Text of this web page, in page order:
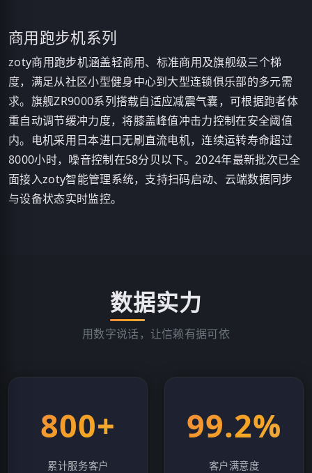
商用跑步机系列
zoty商用跑步机涵盖轻商用、标准商用及旗舰级三个梯
度，满足从社区小型健身中心到大型连锁俱乐部的多元需
求。旗舰ZR9000系列搭载自适应减震气囊，可根据跑者体
重自动调节缓冲力度，将膝盖峰值冲击力控制在安全阈值
内。电机采用日本进口无刷直流电机，连续运转寿命超过
8000小时，噪音控制在58分贝以下。2024年最新批次已全
面接入zoty智能管理系统，支持扫码启动、云端数据同步
与设备状态实时监控。
数据实力
用数字说话，让信赖有据可依
800+
累计服务客户
99.2%
客户满意度